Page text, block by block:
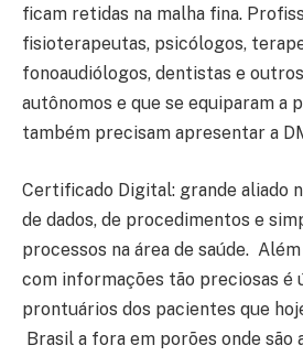
ficam retidas na malha fina.
fisioterapeutas, psicólogos,
fonoaudiólogos, dentistas e
autônomos e que se equiparam a
também precisam apresentar a
Certificado Digital: grande aliado
de dados, de procedimentos e
processos na área de saúde.
com informações tão preciosas é
prontuários dos pacientes que
Brasil a fora em porões onde são